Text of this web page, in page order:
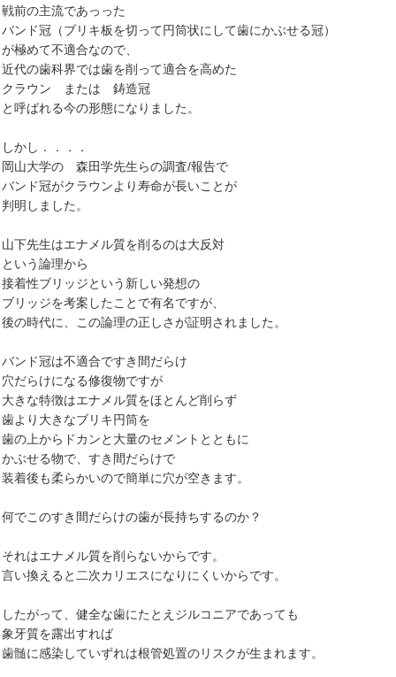
戦前の主流であっった
バンド冠（ブリキ板を切って円筒状にして歯にかぶせる冠）
が極めて不適合なので、
近代の歯科界では歯を削って適合を高めた
クラウン または 鋳造冠
と呼ばれる今の形態になりました。
しかし．．．．
岡山大学の 森田学先生らの調査/報告で
バンド冠がクラウンより寿命が長いことが
判明しました。
山下先生はエナメル質を削るのは大反対
という論理から
接着性ブリッジという新しい発想の
ブリッジを考案したことで有名ですが、
後の時代に、この論理の正しさが証明されました。
バンド冠は不適合ですき間だらけ
穴だらけになる修復物ですが
大きな特徴はエナメル質をほとんど削らず
歯より大きなブリキ円筒を
歯の上からドカンと大量のセメントとともに
かぶせる物で、すき間だらけで
装着後も柔らかいので簡単に穴が空きます。
何でこのすき間だらけの歯が長持ちするのか？
それはエナメル質を削らないからです。
言い換えると二次カリエスになりにくいからです。
したがって、健全な歯にたとえジルコニアであっても
象牙質を露出すれば
歯髄に感染していずれは根管処置のリスクが生まれます。